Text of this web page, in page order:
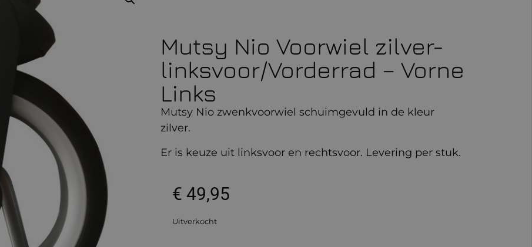
Mutsy Nio Voorwiel zilver-
linksvoor/Vorderrad – Vorne
Links
Mutsy Nio zwenkvoorwiel schuimgevuld in de kleur
zilver.
Er is keuze uit linksvoor en rechtsvoor. Levering per stuk.
€ 49,95
Uitverkocht